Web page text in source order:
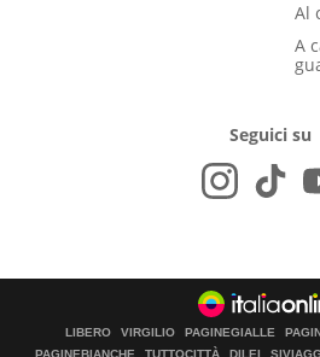
Al
A
Seguici su
LIBERO VIRGILIO PAGINEGIALLE